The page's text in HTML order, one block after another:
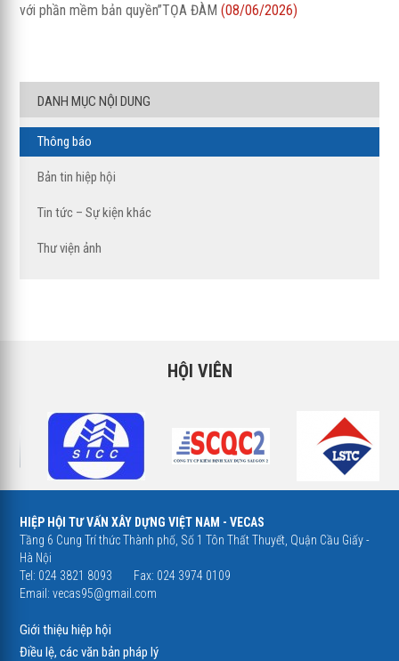
với phần mềm bản quyền”TỌA ĐÀM(08/06/2026)
DANH MỤC NỘI DUNG
Thông báo
Bản tin hiệp hội
Tin tức – Sự kiện khác
Thư viện ảnh
HỘI VIÊN
HIỆP HỘI TƯ VẤN XÂY DỰNG VIỆT NAM - VECAS
Tầng 6 Cung Trí thức Thành phố, Số 1 Tôn Thất Thuyết, Quận Cầu Giấy -
Hà Nội
Tel: 024 3821 8093
Fax: 024 3974 0109
Email:vecas95@gmail.com
Giới thiệu hiệp hội
Điều lệ, các văn bản pháp lý